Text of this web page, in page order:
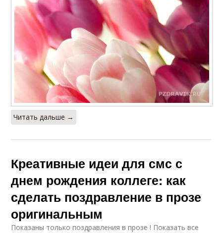
Подарок для коллеги
Коллега с днем
рождения
Прозы для
поздравления
Привязанность к
коллеге
Проза для мини Пожелания в прозе
Читать дальше →
Креативные идеи для смс с
днем рождения коллеге: как
сделать поздравление в прозе
оригинальным
Показаны только поздравления в прозе ! Показать все